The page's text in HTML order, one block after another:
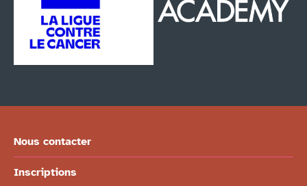
Nous contacter
Inscriptions